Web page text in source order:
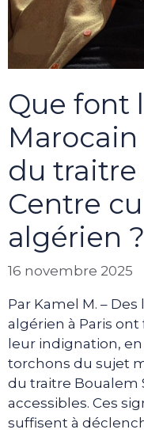
Que font
du traitre
Centre
algérien ?
16 novembre 2025
Par Kamel M. –
algérien à Paris
leur indignation,
torchons du sujet
du traitre Boualem
accessibles. Ces
suffisent à